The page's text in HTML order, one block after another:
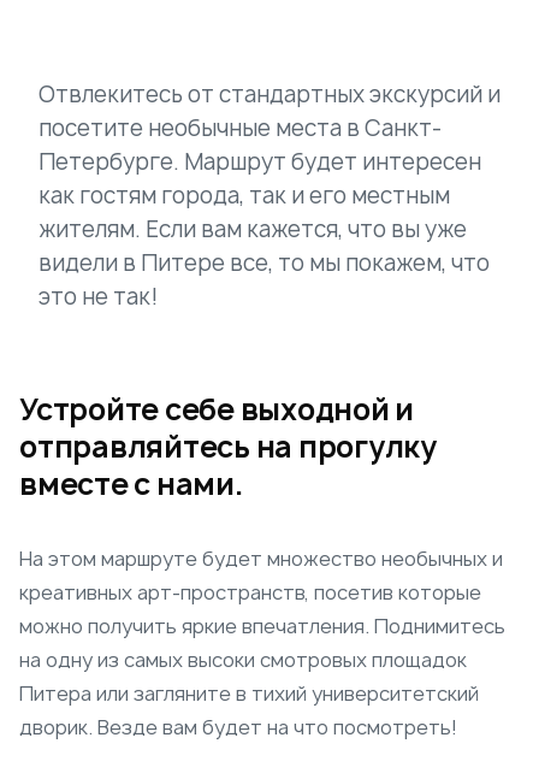
Отвлекитесь от стандартных экскурсий и
посетите необычные места в Санкт-
Петербурге. Маршрут будет интересен
как гостям города, так и его местным
жителям. Если вам кажется, что вы уже
видели в Питере все, то мы покажем, что
это не так!
Устройте себе выходной и
отправляйтесь на прогулку
вместе с нами.
На этом маршруте будет множество необычных и
креативных арт-пространств, посетив которые
можно получить яркие впечатления. Поднимитесь
на одну из самых высоки смотровых площадок
Питера или загляните в тихий университетский
дворик. Везде вам будет на что посмотреть!